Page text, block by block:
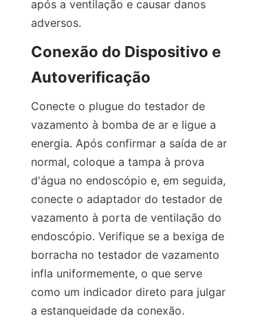
após a ventilação e causar danos
adversos.
Conexão do Dispositivo e
Autoverificação
Conecte o plugue do testador de
vazamento à bomba de ar e ligue a
energia. Após confirmar a saída de ar
normal, coloque a tampa à prova
d'água no endoscópio e, em seguida,
conecte o adaptador do testador de
vazamento à porta de ventilação do
endoscópio. Verifique se a bexiga de
borracha no testador de vazamento
infla uniformemente, o que serve
como um indicador direto para julgar
a estanqueidade da conexão.